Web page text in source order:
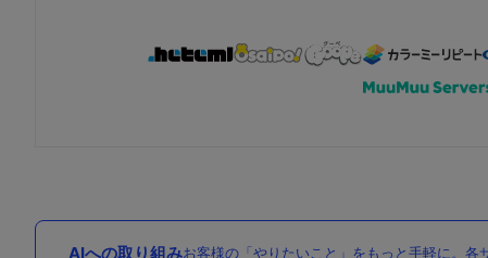
AIへの取り組みお客様の「やりたいこと」をもっと手軽に。各